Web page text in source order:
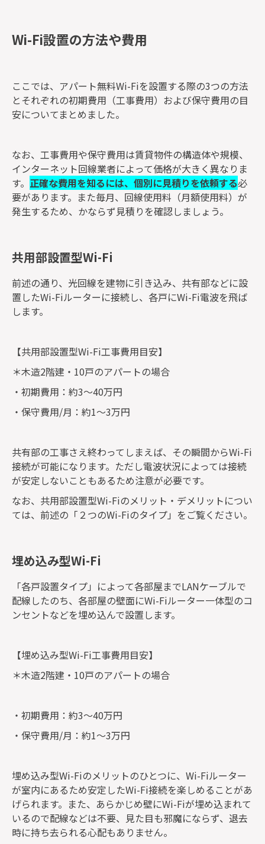
Wi-Fi設置の方法や費用
ここでは、アパート無料Wi-Fiを設置する際の3つの方法
とそれぞれの初期費用（工事費用）および保守費用の目
安についてまとめました。
なお、工事費用や保守費用は賃貸物件の構造体や規模、
インターネット回線業者によって価格が大きく異なりま
す。 正確な費用を知るには、個別に見積りを依頼する必
要があります。また毎月、回線使用料（月額使用料）が
発生するため、かならず見積りを確認しましょう。
共用部設置型Wi-Fi
前述の通り、光回線を建物に引き込み、共有部などに設
置したWi-Fiルーターに接続し、各戸にWi-Fi電波を飛ば
します。
【共用部設置型Wi-Fi工事費用目安】
＊木造2階建・10戸のアパートの場合
・初期費用：約3〜40万円
・保守費用/月：約1〜3万円
共有部の工事さえ終わってしまえば、その瞬間からWi-Fi
接続が可能になります。ただし電波状況によっては接続
が安定しないこともあるため注意が必要です。
なお、共用部設置型Wi-Fiのメリット・デメリットについ
ては、前述の「２つのWi-Fiのタイプ」をご覧ください。
埋め込み型Wi-Fi
「各戸設置タイプ」によって各部屋までLANケーブルで
配線したのち、各部屋の壁面にWi-Fiルーター一体型のコ
ンセントなどを埋め込んで設置します。
【埋め込み型Wi-Fi工事費用目安】
＊木造2階建・10戸のアパートの場合
・初期費用：約3〜40万円
・保守費用/月：約1〜3万円
埋め込み型Wi-Fiのメリットのひとつに、Wi-Fiルーター
が室内にあるため安定したWi-Fi接続を楽しめることがあ
げられます。また、あらかじめ壁にWi-Fiが埋め込まれて
いるので配線などは不要、見た目も邪魔にならず、退去
時に持ち去られる心配もありません。